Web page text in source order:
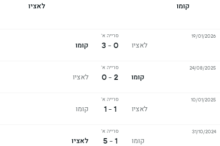
קומו לאציו
לאציו
סרייה א'
0 - 3 קומו
19/01/2026
קומו
סרייה א'
2 - 0 לאציו
24/08/2025
לאציו
סרייה א'
1 - 1 קומו
10/01/2025
קומו
סרייה א'
1 - 5 לאציו
31/10/2024